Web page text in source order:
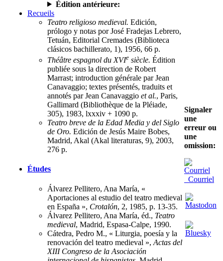
Édition antérieure:
Recueils
Teatro religioso medieval. Edición,
prólogo y notas por José Fradejas Lebrero,
Tetuán, Editorial Cremades (Biblioteca
clásicos bachillerato, 1), 1956, 66 p.
Théâtre espagnol du XVIe siècle. Édition
publiée sous la direction de Robert
Marrast; introduction générale par Jean
Canavaggio; textes présentés, traduits et
annotés par Jean Canavaggio et al., Paris,
Gallimard (Bibliothèque de la Pléiade,
305), 1983, lxxxiv + 1090 p.
Teatro breve de la Edad Media y del Siglo
de Oro. Edición de Jesús Maire Bobes,
Madrid, Akal (Akal literaturas, 9), 2003,
276 p.
Études
Álvarez Pellitero, Ana María, «
Aportaciones al estudio del teatro medieval
en España », Crotalón, 2, 1985, p. 13-35.
Álvarez Pellitero, Ana María, éd., Teatro
medieval, Madrid, Espasa-Calpe, 1990.
Cátedra, Pedro M., « Liturgia, poesía y la
renovación del teatro medieval », Actas del
XIII Congreso de la Asociación
Signaler
une
erreur ou
une
omission:
Courriel